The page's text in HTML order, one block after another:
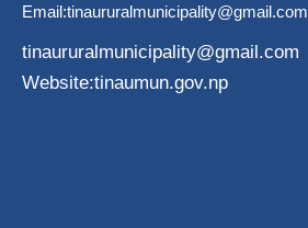
Email:tinaururalmunicipality@gmail.com
tinaururalmunicipality@gmail.com
Website:tinaumun.gov.np